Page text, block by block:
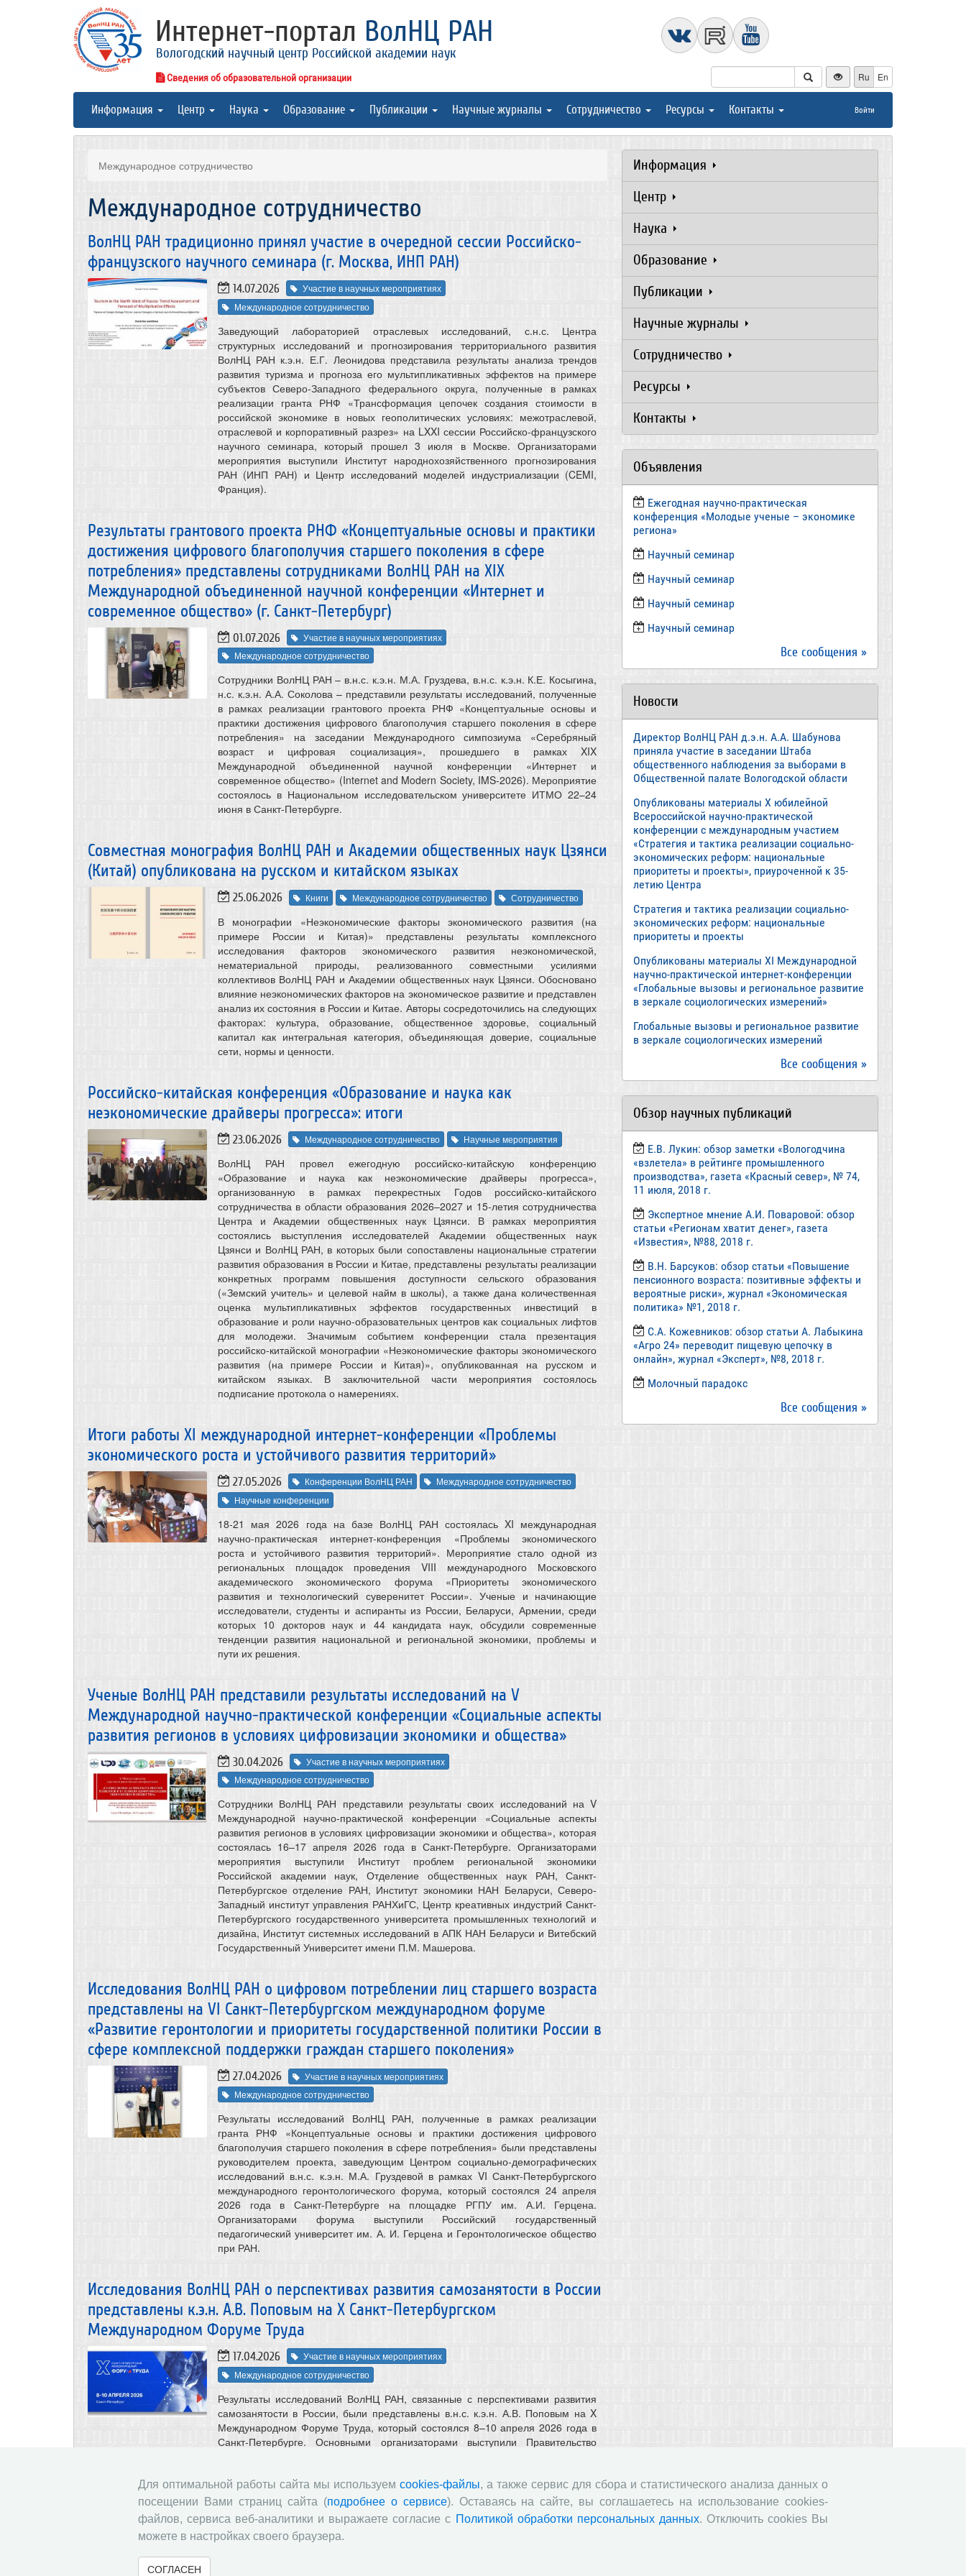
Интернет-портал ВолНЦ РАН
Вологодский научный центр Российской академии наук
Сведения об образовательной организации Ru En
Информация Центр Наука Образование Публикации Научные журналы Сотрудничество Ресурсы Контакты Войти
Международное сотрудничество
Международное сотрудничество
ВолНЦ РАН традиционно принял участие в очередной сессии Российско-
французского научного семинара (г. Москва, ИНП РАН)
14.07.2026
Участие в научных мероприятиях
Международное сотрудничество
Заведующий лабораторией отраслевых исследований, с.н.с. Центра
структурных исследований и прогнозирования территориального развития
ВолНЦ РАН к.э.н. Е.Г. Леонидова представила результаты анализа трендов
развития туризма и прогноза его мультипликативных эффектов на примере
субъектов Северо-Западного федерального округа, полученные в рамках
реализации гранта РНФ «Трансформация цепочек создания стоимости в
российской экономике в новых геополитических условиях: межотраслевой,
отраслевой и корпоративный разрез» на LXXI сессии Российско-французского
научного семинара, который прошел 3 июля в Москве. Организаторами
мероприятия выступили Институт народнохозяйственного прогнозирования
РАН (ИНП РАН) и Центр исследований моделей индустриализации (CEMI,
Франция).
Результаты грантового проекта РНФ «Концептуальные основы и практики
достижения цифрового благополучия старшего поколения в сфере
потребления» представлены сотрудниками ВолНЦ РАН на XIX
Международной объединенной научной конференции «Интернет и
современное общество» (г. Санкт-Петербург)
01.07.2026
Участие в научных мероприятиях
Международное сотрудничество
Сотрудники ВолНЦ РАН – в.н.с. к.э.н. М.А. Груздева, в.н.с. к.э.н. К.Е. Косыгина,
н.с. к.э.н. А.А. Соколова – представили результаты исследований, полученные
в рамках реализации грантового проекта РНФ «Концептуальные основы и
практики достижения цифрового благополучия старшего поколения в сфере
потребления» на заседании Международного симпозиума «Серебряный
возраст и цифровая социализация», прошедшего в рамках XIX
Международной объединенной научной конференции «Интернет и
современное общество» (Internet and Modern Society, IMS-2026). Мероприятие
состоялось в Национальном исследовательском университете ИТМО 22–24
июня в Санкт-Петербурге.
Совместная монография ВолНЦ РАН и Академии общественных наук Цзянси
(Китай) опубликована на русском и китайском языках
25.06.2026 Книги Международное сотрудничество Сотрудничество
В монографии «Неэкономические факторы экономического развития (на
примере России и Китая)» представлены результаты комплексного
исследования факторов экономического развития неэкономической,
нематериальной природы, реализованного совместными усилиями
коллективов ВолНЦ РАН и Академии общественных наук Цзянси. Обосновано
влияние неэкономических факторов на экономическое развитие и представлен
анализ их состояния в России и Китае. Авторы сосредоточились на следующих
факторах: культура, образование, общественное здоровье, социальный
капитал как интегральная категория, объединяющая доверие, социальные
сети, нормы и ценности.
Российско-китайская конференция «Образование и наука как
неэкономические драйверы прогресса»: итоги
23.06.2026 Международное сотрудничество Научные мероприятия
ВолНЦ РАН провел ежегодную российско-китайскую конференцию
«Образование и наука как неэкономические драйверы прогресса»,
организованную в рамках перекрестных Годов российско-китайского
сотрудничества в области образования 2026–2027 и 15-летия сотрудничества
Центра и Академии общественных наук Цзянси. В рамках мероприятия
состоялись выступления исследователей Академии общественных наук
Цзянси и ВолНЦ РАН, в которых были сопоставлены национальные стратегии
развития образования в России и Китае, представлены результаты реализации
конкретных программ повышения доступности сельского образования
(«Земский учитель» и целевой найм в школы), а также дана количественная
оценка мультипликативных эффектов государственных инвестиций в
образование и роли научно-образовательных центров как социальных лифтов
для молодежи. Значимым событием конференции стала презентация
российско-китайской монографии «Неэкономические факторы экономического
развития (на примере России и Китая)», опубликованная на русском и
китайском языках. В заключительной части мероприятия состоялось
подписание протокола о намерениях.
Итоги работы XI международной интернет-конференции «Проблемы
экономического роста и устойчивого развития территорий»
27.05.2026 Конференции ВолНЦ РАН
Международное сотрудничество
Научные конференции
18-21 мая 2026 года на базе ВолНЦ РАН состоялась XI международная
научно-практическая интернет-конференция «Проблемы экономического
роста и устойчивого развития территорий». Мероприятие стало одной из
региональных площадок проведения VIII международного Московского
академического экономического форума «Приоритеты экономического
развития и технологический суверенитет России». Ученые и начинающие
исследователи, студенты и аспиранты из России, Беларуси, Армении, среди
которых 10 докторов наук и 44 кандидата наук, обсудили современные
тенденции развития национальной и региональной экономики, проблемы и
пути их решения.
Ученые ВолНЦ РАН представили результаты исследований на V
Международной научно-практической конференции «Социальные аспекты
развития регионов в условиях цифровизации экономики и общества»
30.04.2026
Участие в научных мероприятиях
Международное сотрудничество
Сотрудники ВолНЦ РАН представили результаты своих исследований на V
Международной научно-практической конференции «Социальные аспекты
развития регионов в условиях цифровизации экономики и общества», которая
состоялась 16–17 апреля 2026 года в Санкт-Петербурге. Организаторами
мероприятия выступили Институт проблем региональной экономики
Российской академии наук, Отделение общественных наук РАН, Санкт-
Петербургское отделение РАН, Институт экономики НАН Беларуси, Северо-
Западный институт управления РАНХиГС, Центр креативных индустрий Санкт-
Петербургского государственного университета промышленных технологий и
дизайна, Институт системных исследований в АПК НАН Беларуси и Витебский
Государственный Университет имени П.М. Машерова.
Исследования ВолНЦ РАН о цифровом потреблении лиц старшего возраста
представлены на VI Санкт-Петербургском международном форуме
«Развитие геронтологии и приоритеты государственной политики России в
сфере комплексной поддержки граждан старшего поколения»
27.04.2026
Участие в научных мероприятиях
Международное сотрудничество
Результаты исследований ВолНЦ РАН, полученные в рамках реализации
гранта РНФ «Концептуальные основы и практики достижения цифрового
благополучия старшего поколения в сфере потребления» были представлены
руководителем проекта, заведующим Центром социально-демографических
исследований в.н.с. к.э.н. М.А. Груздевой в рамках VI Санкт-Петербургского
международного геронтологического форума, который состоялся 24 апреля
2026 года в Санкт-Петербурге на площадке РГПУ им. А.И. Герцена.
Организаторами форума выступили Российский государственный
педагогический университет им. А. И. Герцена и Геронтологическое общество
при РАН.
Исследования ВолНЦ РАН о перспективах развития самозанятости в России
представлены к.э.н. А.В. Поповым на X Санкт-Петербургском
Международном Форуме Труда
17.04.2026
Участие в научных мероприятиях
Международное сотрудничество
Результаты исследований ВолНЦ РАН, связанные с перспективами развития
самозанятости в России, были представлены в.н.с. к.э.н. А.В. Поповым на X
Международном Форуме Труда, который состоялся 8–10 апреля 2026 года в
Санкт-Петербурге. Основными организаторами выступили Правительство
университет, при поддержке Министерства труда и социальной защиты РФ.
Исследования ВолНЦ РАН о цифровой включенности лиц старшего возраста
представлены на XVI Международной Грушинской социологической
конференции
Информация
Центр
Наука
Образование
Публикации
Научные журналы
Сотрудничество
Ресурсы
Контакты
Объявления
Ежегодная научно-практическая
конференция «Молодые ученые – экономике
региона»
​Научный семинар
​Научный семинар
Научный семинар
​Научный семинар
Все сообщения »
Новости
Директор ВолНЦ РАН д.э.н. А.А. Шабунова
приняла участие в заседании Штаба
общественного наблюдения за выборами в
Общественной палате Вологодской области
Опубликованы материалы X юбилейной
Всероссийской научно-практической
конференции с международным участием
«Стратегия и тактика реализации социально-
экономических реформ: национальные
приоритеты и проекты», приуроченной к 35-
летию Центра
Стратегия и тактика реализации социально-
экономических реформ: национальные
приоритеты и проекты
Опубликованы материалы XI Международной
научно-практической интернет-конференции
«Глобальные вызовы и региональное развитие
в зеркале социологических измерений»
Глобальные вызовы и региональное развитие
в зеркале социологических измерений
Все сообщения »
Обзор научных публикаций
Е.В. Лукин: обзор заметки «Вологодчина
«взлетела» в рейтинге промышленного
производства», газета «Красный север», № 74,
11 июля, 2018 г.
Экспертное мнение А.И. Поваровой: обзор
статьи «Регионам хватит денег», газета
«Известия», №88, 2018 г.
В.Н. Барсуков: обзор статьи «Повышение
пенсионного возраста: позитивные эффекты и
вероятные риски», журнал «Экономическая
политика» №1, 2018 г.
С.А. Кожевников: обзор статьи А. Лабыкина
«Агро 24» переводит пищевую цепочку в
онлайн», журнал «Эксперт», №8, 2018 г.
Молочный парадокс
Все сообщения »
Для оптимальной работы сайта мы используем cookies-файлы, а также сервис для сбора и статистического анализа данных о
посещении Вами страниц сайта (подробнее о сервисе). Оставаясь на сайте, вы соглашаетесь на использование cookies-
файлов, сервиса веб-аналитики и выражаете согласие с Политикой обработки персональных данных. Отключить cookies Вы
можете в настройках своего браузера.
СОГЛАСЕН